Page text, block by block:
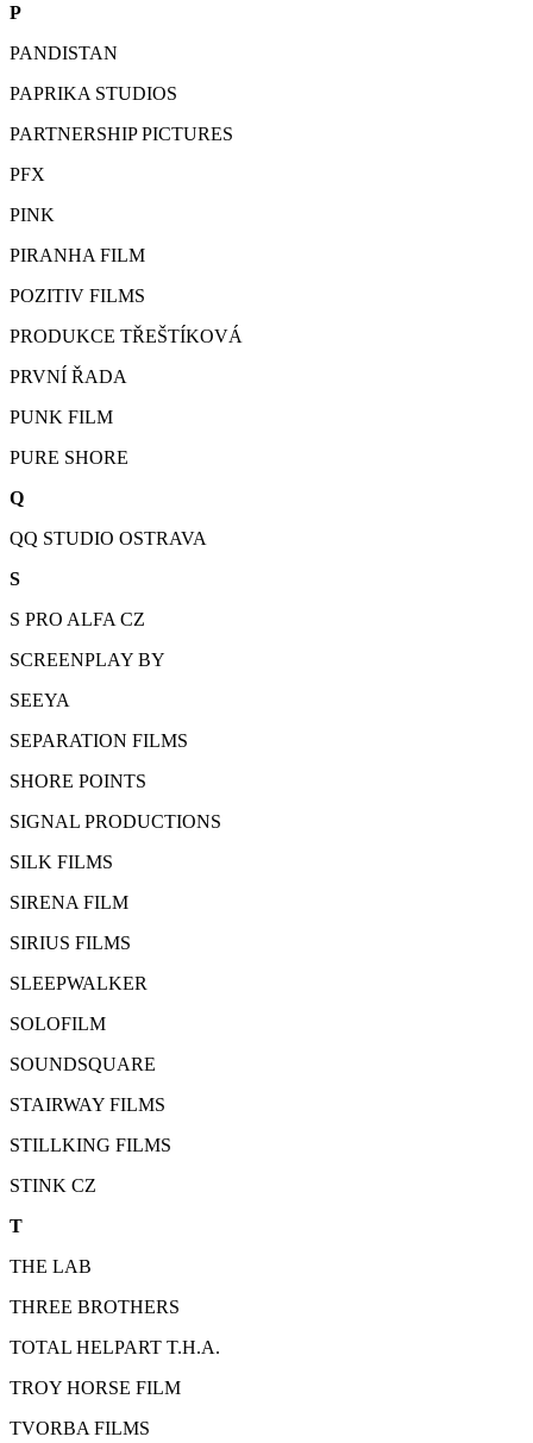
P
PANDISTAN
PAPRIKA STUDIOS
PARTNERSHIP PICTURES
PFX
PINK
PIRANHA FILM
POZITIV FILMS
PRODUKCE TŘEŠTÍKOVÁ
PRVNÍ ŘADA
PUNK FILM
PURE SHORE
Q
QQ STUDIO OSTRAVA
S
S PRO ALFA CZ
SCREENPLAY BY
SEEYA
SEPARATION FILMS
SHORE POINTS
SIGNAL PRODUCTIONS
SILK FILMS
SIRENA FILM
SIRIUS FILMS
SLEEPWALKER
SOLOFILM
SOUNDSQUARE
STAIRWAY FILMS
STILLKING FILMS
STINK CZ
T
THE LAB
THREE BROTHERS
TOTAL HELPART T.H.A.
TROY HORSE FILM
TVORBA FILMS